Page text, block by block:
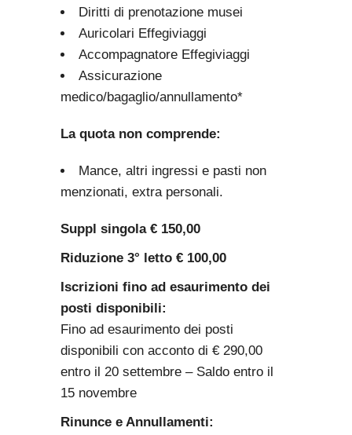
Diritti di prenotazione musei
Auricolari Effegiviaggi
Accompagnatore Effegiviaggi
Assicurazione
medico/bagaglio/annullamento*
La quota non comprende:
Mance, altri ingressi e pasti non
menzionati, extra personali.
Suppl singola € 150,00
Riduzione 3° letto € 100,00
Iscrizionifino ad esaurimento dei
posti disponibili:
Fino ad esaurimento dei posti
disponibili con acconto di € 290,00
entro il 20 settembre – Saldo entro il
15 novembre
Rinunce e Annullamenti: